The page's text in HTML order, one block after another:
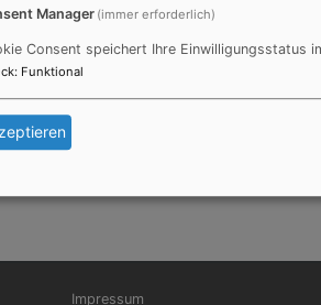
auf der oder
Fußbereichsmenü
Impressum
Manager (immer erforderlich)
Consent speichert Ihre Einwilligungsstatus
: Funktional